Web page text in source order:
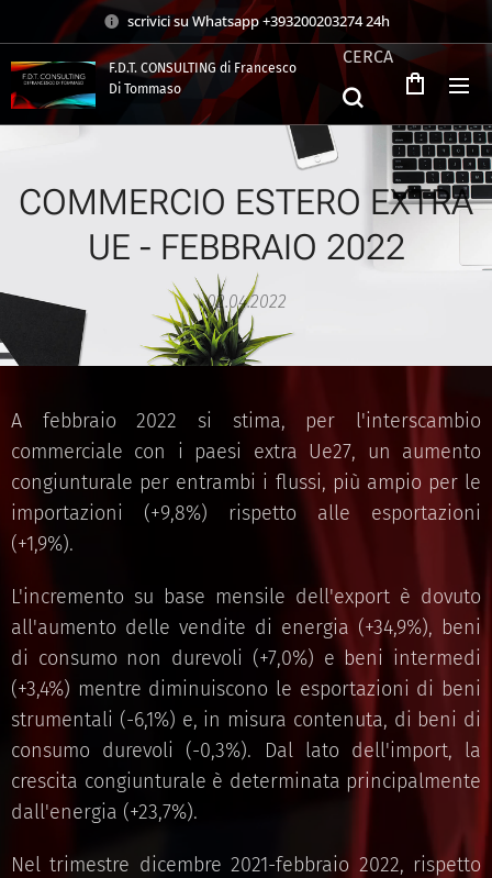
scrivici su Whatsapp +393200203274 24h
F.D.T. CONSULTING di Francesco
Di Tommaso
CERCA
COMMERCIO ESTERO EXTRA
UE - FEBBRAIO 2022
02.04.2022
A febbraio 2022 si stima, per l'interscambio
commerciale con i paesi extra Ue27, un aumento
congiunturale per entrambi i flussi, più ampio per le
importazioni (+9,8%) rispetto alle esportazioni
(+1,9%).
L'incremento su base mensile dell'export è dovuto
all'aumento delle vendite di energia (+34,9%), beni
di consumo non durevoli (+7,0%) e beni intermedi
(+3,4%) mentre diminuiscono le esportazioni di beni
strumentali (-6,1%) e, in misura contenuta, di beni di
consumo durevoli (-0,3%). Dal lato dell'import, la
crescita congiunturale è determinata principalmente
dall'energia (+23,7%).
Nel trimestre dicembre 2021-febbraio 2022, rispetto